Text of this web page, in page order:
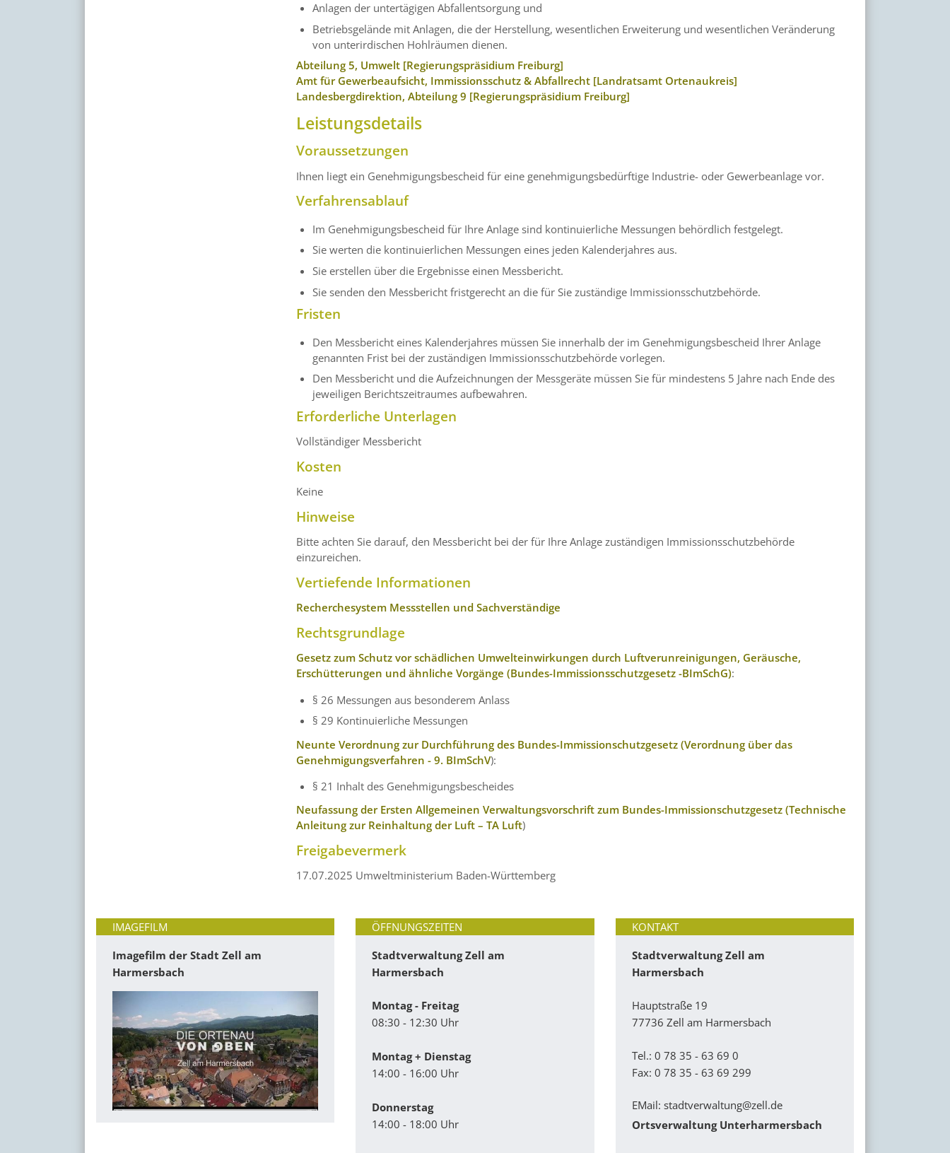
Anlagen der untertägigen Abfallentsorgung und
Betriebsgelände mit Anlagen, die der Herstellung, wesentlichen Erweiterung und wesentlichen Veränderung
von unterirdischen Hohlräumen dienen.
Abteilung 5, Umwelt [Regierungspräsidium Freiburg]
Amt für Gewerbeaufsicht, Immissionsschutz & Abfallrecht [Landratsamt Ortenaukreis]
Landesbergdirektion, Abteilung 9 [Regierungspräsidium Freiburg]
Leistungsdetails
Voraussetzungen
Ihnen liegt ein Genehmigungsbescheid für eine genehmigungsbedürftige Industrie- oder Gewerbeanlage vor.
Verfahrensablauf
Im Genehmigungsbescheid für Ihre Anlage sind kontinuierliche Messungen behördlich festgelegt.
Sie werten die kontinuierlichen Messungen eines jeden Kalenderjahres aus.
Sie erstellen über die Ergebnisse einen Messbericht.
Sie senden den Messbericht fristgerecht an die für Sie zuständige Immissionsschutzbehörde.
Fristen
Den Messbericht eines Kalenderjahres müssen Sie innerhalb der im Genehmigungsbescheid Ihrer Anlage
genannten Frist bei der zuständigen Immissionsschutzbehörde vorlegen.
Den Messbericht und die Aufzeichnungen der Messgeräte müssen Sie für mindestens 5 Jahre nach Ende des
jeweiligen Berichtszeitraumes aufbewahren.
Erforderliche Unterlagen
Vollständiger Messbericht
Kosten
Keine
Hinweise
Bitte achten Sie darauf, den Messbericht bei der für Ihre Anlage zuständigen Immissionsschutzbehörde
einzureichen.
Vertiefende Informationen
Recherchesystem Messstellen und Sachverständige
Rechtsgrundlage
Gesetz zum Schutz vor schädlichen Umwelteinwirkungen durch Luftverunreinigungen, Geräusche,
Erschütterungen und ähnliche Vorgänge (Bundes-Immissionsschutzgesetz -BImSchG):
§ 26 Messungen aus besonderem Anlass
§ 29 Kontinuierliche Messungen
Neunte Verordnung zur Durchführung des Bundes-Immissionschutzgesetz (Verordnung über das
Genehmigungsverfahren - 9. BImSchV):
§ 21 Inhalt des Genehmigungsbescheides
Neufassung der Ersten Allgemeinen Verwaltungsvorschrift zum Bundes-Immissionschutzgesetz (Technische
Anleitung zur Reinhaltung der Luft – TA Luft)
Freigabevermerk
17.07.2025 Umweltministerium Baden-Württemberg
IMAGEFILM
Imagefilm der Stadt Zell am
Harmersbach
ÖFFNUNGSZEITEN
Stadtverwaltung Zell am
Harmersbach
Montag - Freitag
08:30 - 12:30 Uhr
Montag + Dienstag
14:00 - 16:00 Uhr
Donnerstag
14:00 - 18:00 Uhr
KONTAKT
Stadtverwaltung Zell am
Harmersbach
Hauptstraße 19
77736 Zell am Harmersbach
Tel.: 0 78 35 - 63 69 0
Fax: 0 78 35 - 63 69 299
EMail:stadtverwaltung@zell.de
Ortsverwaltung Unterharmersbach